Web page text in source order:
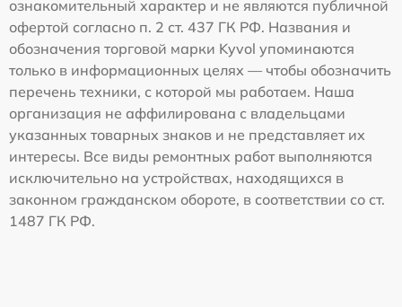
ознакомительный характер и не являются публичной
офертой согласно п. 2 ст. 437 ГК РФ. Названия и
обозначения торговой марки Kyvol упоминаются
только в информационных целях — чтобы обозначить
перечень техники, с которой мы работаем. Наша
организация не аффилирована с владельцами
указанных товарных знаков и не представляет их
интересы. Все виды ремонтных работ выполняются
исключительно на устройствах, находящихся в
законном гражданском обороте, в соответствии со ст.
1487 ГК РФ.